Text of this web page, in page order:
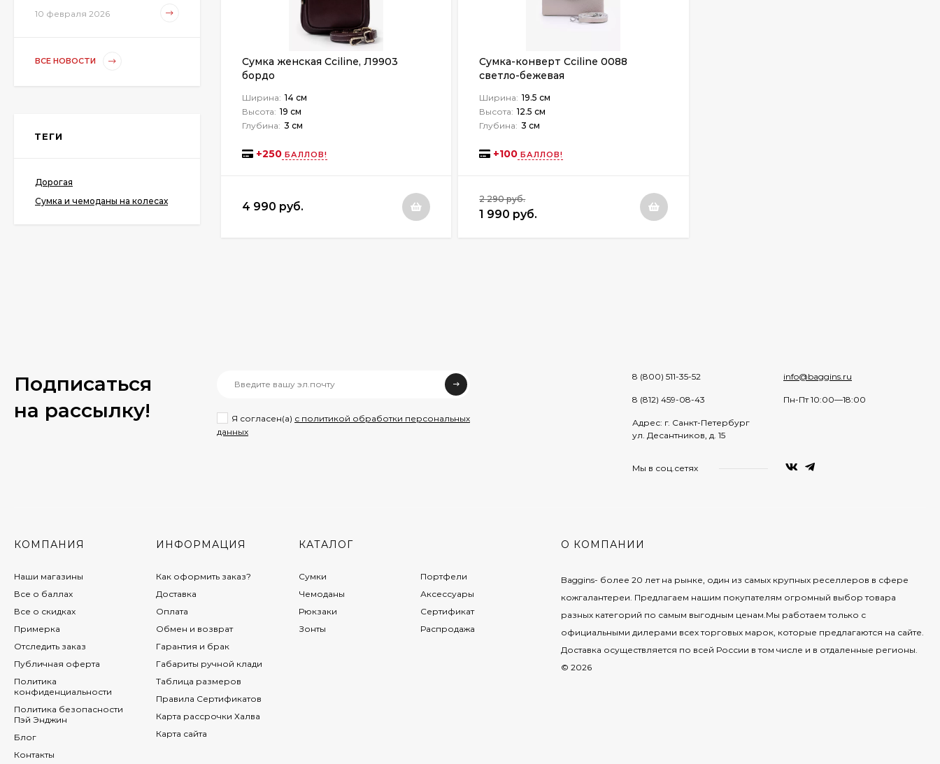
Сумка женская Cciline, Л9903
бордо
Ширина: 14 см
Высота: 19 см
Глубина: 3 см
+250 БАЛЛОВ!
4 990 руб.
Сумка-конверт Cciline 0088
светло-бежевая
Ширина: 19.5 см
Высота: 12.5 см
Глубина: 3 см
+100 БАЛЛОВ!
2 290 руб.
1 990 руб.
1 910 руб.
Jones 7152 cr.white
3 990 руб.
Сумка спортивная
10 февраля 2026
ВСЕ НОВОСТИ
ТЕГИ
Дорогая
Сумка и чемоданы на колесах
Подписаться
на рассылкy!
Я согласен(a) с политикой обработки персональных
данных
8 (800) 511-35-52
8 (812) 459-08-43
Адрес: г. Санкт-Петербург
ул. Десантников, д. 15
info@baggins.ru
Пн-Пт 10:00—18:00
Мы в соц.сетях
КОМПАНИЯ
Наши магазины
Все о баллах
Все о скидках
Примерка
Отследить заказ
Публичная оферта
Политика
конфиденциальности
Политика безопасности
Пэй Энджин
Блог
Контакты
ИНФОРМАЦИЯ
Как оформить заказ?
Доставка
Оплата
Обмен и возврат
Гарантия и брак
Габариты ручной клади
Таблица размеров
Правила Сертификатов
Карта рассрочки Халва
Карта сайта
КАТАЛОГ
Сумки
Чемоданы
Рюкзаки
Зонты
Портфели
Аксессуары
Сертификат
Распродажа
О КОМПАНИИ
Baggins- более 20 лет на рынке, один из самых крупных реселлеров в сфере
кожгалантереи. Предлагаем нашим покупателям огромный выбор товара
разных категорий по самым выгодным ценам.Мы работаем только с
официальными дилерами всех торговых марок, которые предлагаются на сайте.
Доставка осуществляется по всей России в том числе и в отдаленные регионы.
© 2026